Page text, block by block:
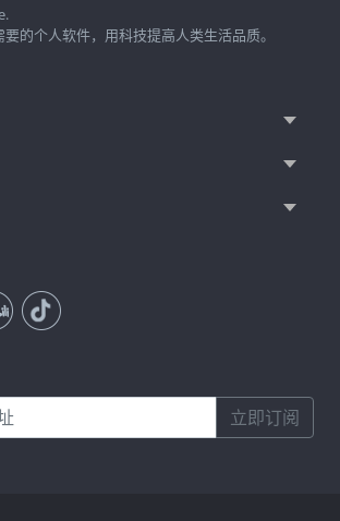
的个人软件，用科技提高人类生活品质。
立即订阅